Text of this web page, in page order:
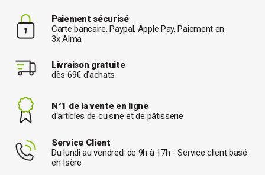
Paiement sécurisé
Carte bancaire, Paypal, Apple Pay, Paiement en
3x Alma
Livraison gratuite
dès 69€ d’achats
N°1 de la vente en ligne
d'articles de cuisine et de pâtisserie
Service Client
Du lundi au vendredi de 9h à 17h - Service client basé
en Isère